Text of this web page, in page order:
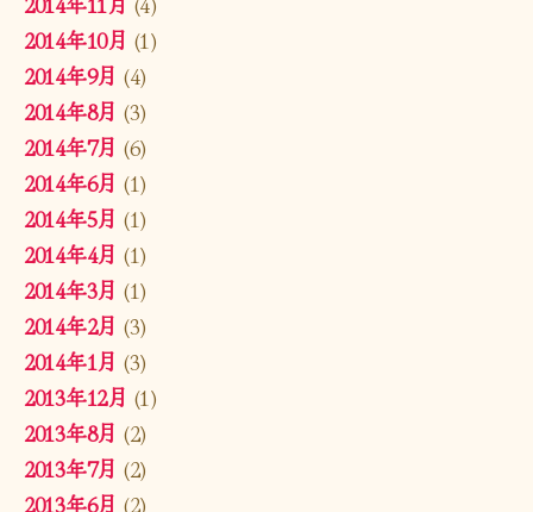
2014年10月 (1)
2014年9月 (4)
2014年8月 (3)
2014年7月 (6)
2014年6月 (1)
2014年5月 (1)
2014年4月 (1)
2014年3月 (1)
2014年2月 (3)
2014年1月 (3)
2013年12月 (1)
2013年8月 (2)
2013年7月 (2)
2013年6月 (2)